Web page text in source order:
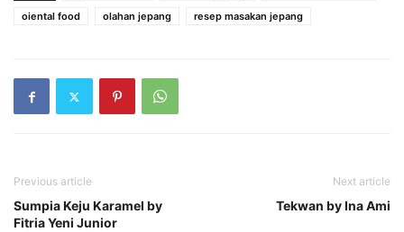
oiental food
olahan jepang resep masakan jepang
Previous article
Sumpia Keju Karamel by
Fitria Yeni Junior
Next article
Tekwan by Ina Ami